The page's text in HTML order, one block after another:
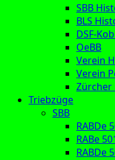
SBB
BLS
DSF-
OeBB
Verein
Verein
Zürcher
Triebzüge
SBB
RABDe
RABe
RABDe